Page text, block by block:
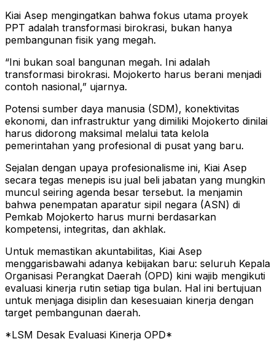
Kiai Asep mengingatkan bahwa fokus utama proyek
PPT adalah transformasi birokrasi, bukan hanya
pembangunan fisik yang megah.
“Ini bukan soal bangunan megah. Ini adalah
transformasi birokrasi. Mojokerto harus berani menjadi
contoh nasional,” ujarnya.
Potensi sumber daya manusia (SDM), konektivitas
ekonomi, dan infrastruktur yang dimiliki Mojokerto dinilai
harus didorong maksimal melalui tata kelola
pemerintahan yang profesional di pusat yang baru.
Sejalan dengan upaya profesionalisme ini, Kiai Asep
secara tegas menepis isu jual beli jabatan yang mungkin
muncul seiring agenda besar tersebut. Ia menjamin
bahwa penempatan aparatur sipil negara (ASN) di
Pemkab Mojokerto harus murni berdasarkan
kompetensi, integritas, dan akhlak.
Untuk memastikan akuntabilitas, Kiai Asep
menggarisbawahi adanya kebijakan baru: seluruh Kepala
Organisasi Perangkat Daerah (OPD) kini wajib mengikuti
evaluasi kinerja rutin setiap tiga bulan. Hal ini bertujuan
untuk menjaga disiplin dan kesesuaian kinerja dengan
target pembangunan daerah.
*LSM Desak Evaluasi Kinerja OPD*